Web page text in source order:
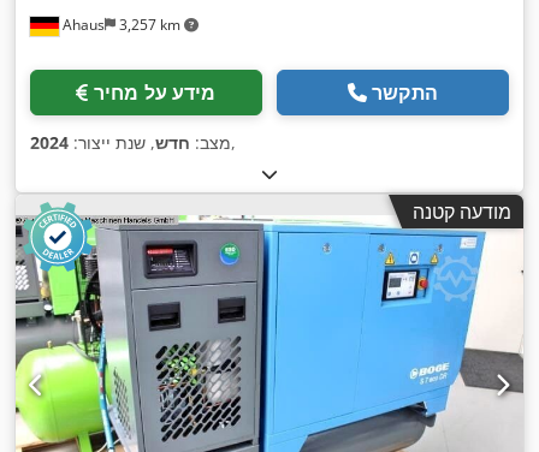
Ahaus 3,257 km
מידע על מחיר התקשר
מצב: חדש, שנת ייצור: 2024 ,
מודעה קטנה